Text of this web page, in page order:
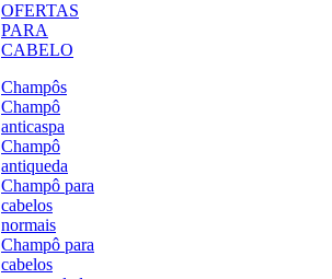
OFERTAS
PARA
CABELO
Champôs
Champô
anticaspa
Champô
antiqueda
Champô para
cabelos
normais
Champô para
cabelos